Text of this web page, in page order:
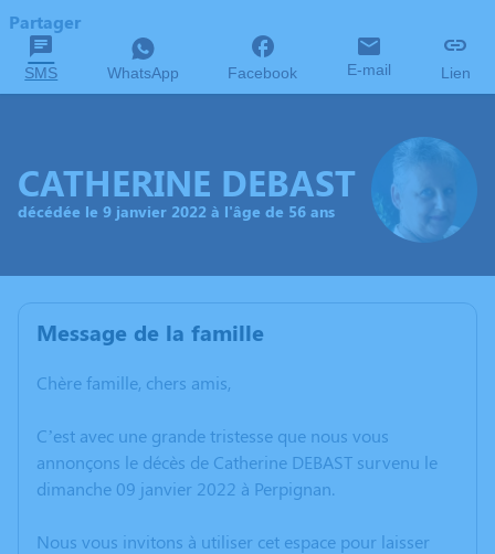
Partager
SMS WhatsApp Facebook E-mail Lien
CATHERINE DEBAST
décédée le 9 janvier 2022 à l'âge de 56 ans
Message de la famille
Chère famille, chers amis,
C’est avec une grande tristesse que nous vous
annonçons le décès de Catherine DEBAST survenu le
dimanche 09 janvier 2022 à Perpignan.
Nous vous invitons à utiliser cet espace pour laisser